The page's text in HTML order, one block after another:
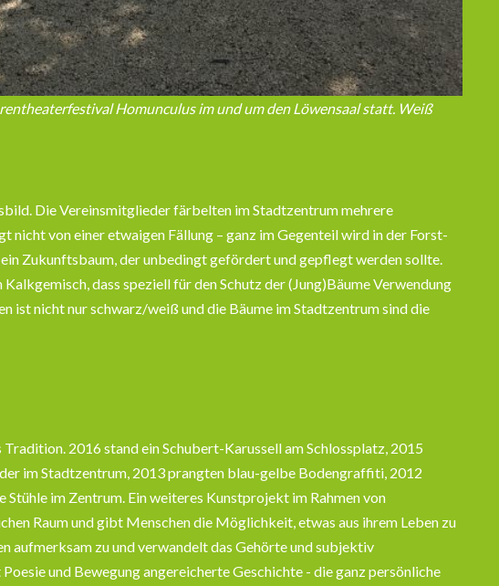
Homunculus im und um den Löwensaal statt. Weiß
Die Vereinsmitglieder färbelten im Stadtzentrum mehrere
nicht von einer etwaigen Fällung – ganz im Gegenteil wird in der Forst-
Zukunftsbaum, der unbedingt gefördert und gepflegt werden sollte.
dass speziell für den Schutz der (Jung)Bäume Verwendung
ist nicht nur schwarz/weiß und die Bäume im Stadtzentrum sind die
2016 stand ein Schubert-Karussell am Schlossplatz, 2015
im Stadtzentrum, 2013 prangten blau-gelbe Bodengraffiti, 2012
im Zentrum. Ein weiteres Kunstprojekt im Rahmen von
Raum und gibt Menschen die Möglichkeit, etwas aus ihrem Leben zu
aufmerksam zu und verwandelt das Gehörte und subjektiv
und Bewegung angereicherte Geschichte - die ganz persönliche